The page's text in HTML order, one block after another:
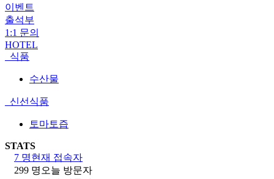
이벤트
출석부
1:1 문의
HOTEL
식품
수산물
신선식품
토마토즙
STATS
7 명현재 접속자
299 명 오늘 방문자